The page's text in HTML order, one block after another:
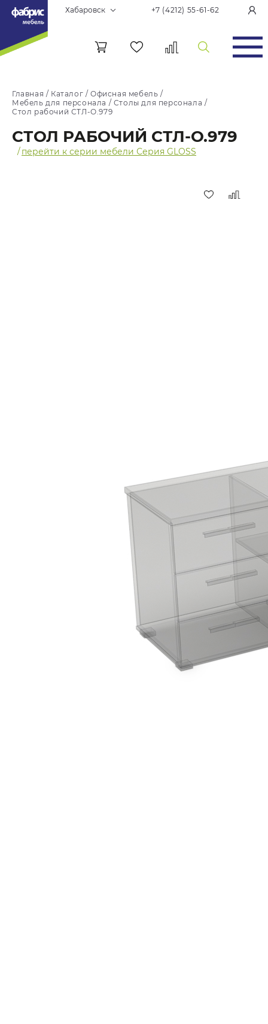
Хабаровск +7 (4212) 55-61-62
Главная / Каталог /Офисная мебель /
Мебель для персонала / Столы для персонала /
Стол рабочий СТЛ-О.979
СТОЛ РАБОЧИЙ СТЛ-О.979
/перейти к серии мебели Серия GLOSS